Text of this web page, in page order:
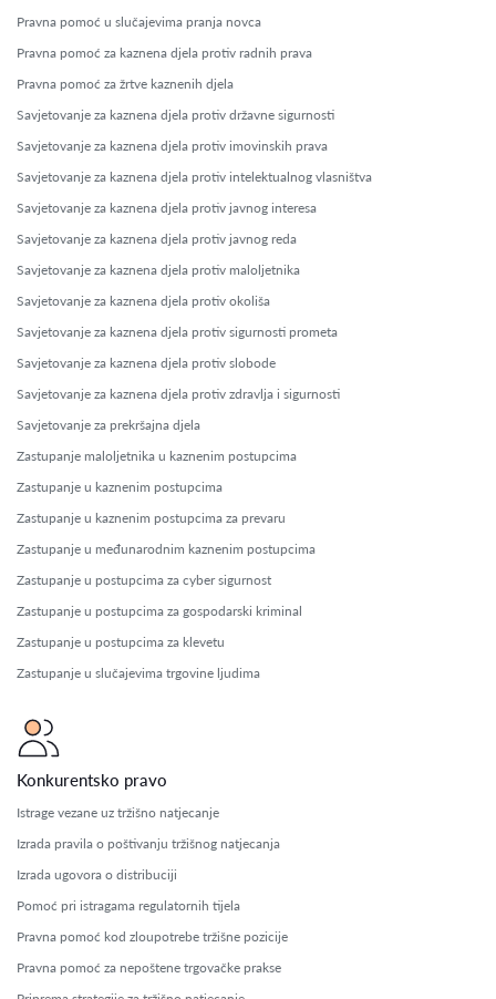
Pravna pomoć u slučajevima pranja novca
Pravna pomoć za kaznena djela protiv radnih prava
Pravna pomoć za žrtve kaznenih djela
Savjetovanje za kaznena djela protiv državne sigurnosti
Savjetovanje za kaznena djela protiv imovinskih prava
Savjetovanje za kaznena djela protiv intelektualnog vlasništva
Savjetovanje za kaznena djela protiv javnog interesa
Savjetovanje za kaznena djela protiv javnog reda
Savjetovanje za kaznena djela protiv maloljetnika
Savjetovanje za kaznena djela protiv okoliša
Savjetovanje za kaznena djela protiv sigurnosti prometa
Savjetovanje za kaznena djela protiv slobode
Savjetovanje za kaznena djela protiv zdravlja i sigurnosti
Savjetovanje za prekršajna djela
Zastupanje maloljetnika u kaznenim postupcima
Zastupanje u kaznenim postupcima
Zastupanje u kaznenim postupcima za prevaru
Zastupanje u međunarodnim kaznenim postupcima
Zastupanje u postupcima za cyber sigurnost
Zastupanje u postupcima za gospodarski kriminal
Zastupanje u postupcima za klevetu
Zastupanje u slučajevima trgovine ljudima
Konkurentsko pravo
Istrage vezane uz tržišno natjecanje
Izrada pravila o poštivanju tržišnog natjecanja
Izrada ugovora o distribuciji
Pomoć pri istragama regulatornih tijela
Pravna pomoć kod zloupotrebe tržišne pozicije
Pravna pomoć za nepoštene trgovačke prakse